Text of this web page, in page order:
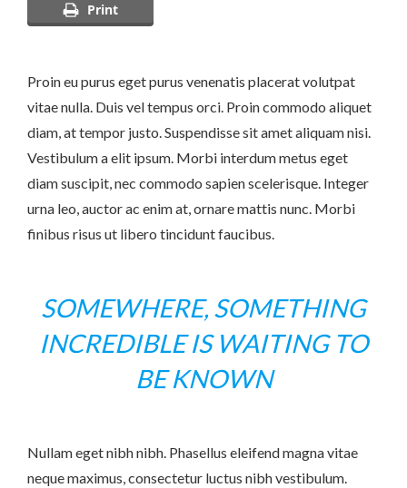
Print
Proin eu purus eget purus venenatis placerat volutpat
vitae nulla. Duis vel tempus orci. Proin commodo aliquet
diam, at tempor justo. Suspendisse sit amet aliquam nisi.
Vestibulum a elit ipsum. Morbi interdum metus eget
diam suscipit, nec commodo sapien scelerisque. Integer
urna leo, auctor ac enim at, ornare mattis nunc. Morbi
finibus risus ut libero tincidunt faucibus.
SOMEWHERE, SOMETHING
INCREDIBLE IS WAITING TO
BE KNOWN
Nullam eget nibh nibh. Phasellus eleifend magna vitae
neque maximus, consectetur luctus nibh vestibulum.